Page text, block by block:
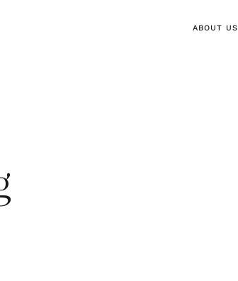
ABOUT US